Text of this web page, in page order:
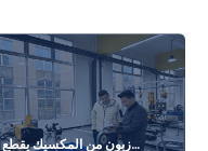
زبون من المكسيك يقطع